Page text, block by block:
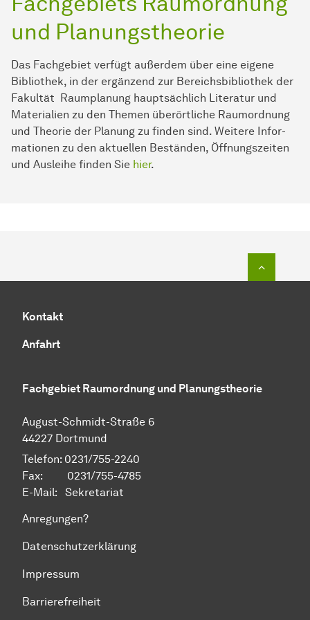
und Planungstheorie
Das Fach­ge­biet verfügt au­ßer­dem über eine eigene
Bibliothek, in der er­gän­zend zur Bereichsbibliothek der
Fa­kul­tät Raum­pla­nung haupt­säch­lich Literatur und
Ma­te­ri­alien zu den The­men überörtliche Raumordnung
und The­o­rie der Planung zu finden sind. Weitere In­for­
ma­tio­nen zu den aktuellen Beständen, Öff­nungs­zei­ten
und Ausleihe finden Sie hier.
Kontakt
Anfahrt
Fachgebiet Raumordnung und Planungstheorie
August-Schmidt-Straße 6
44227 Dortmund
Telefon: 0231/755-2240
Fax: 0231/755-4785
E-Mail: Sekretariat
Anregungen?
Datenschutzerklärung
Impressum
Barrierefreiheit